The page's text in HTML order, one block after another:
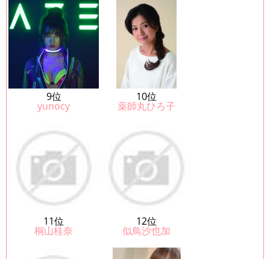
9位
yunocy
10位
薬師丸ひろ子
11位
桐山桂奈
12位
似鳥沙也加